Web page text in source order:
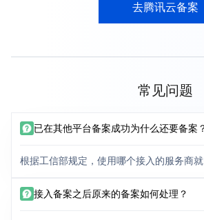
去腾讯云备案
常见问题
已在其他平台备案成功为什么还要备案
根据工信部规定，使用哪个接入的服务商
接入备案之后原来的备案如何处理？